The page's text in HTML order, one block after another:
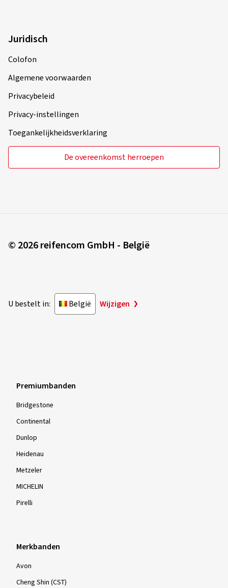
Juridisch
Colofon
Algemene voorwaarden
Privacybeleid
Privacy-instellingen
Toegankelijkheidsverklaring
De overeenkomst herroepen
© 2026 reifencom GmbH - België
U bestelt in: België Wijzigen
Premiumbanden
Bridgestone
Continental
Dunlop
Heidenau
Metzeler
MICHELIN
Pirelli
Merkbanden
Avon
Cheng Shin (CST)